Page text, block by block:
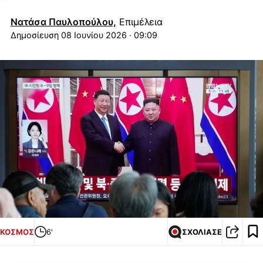
Νατάσα Παυλοπούλου, Επιμέλεια
08 Ιουνίου 2026 · 09:09
ΚΟΣΜΟΣ 6' ΣΧΟΛΙΑΣΕ